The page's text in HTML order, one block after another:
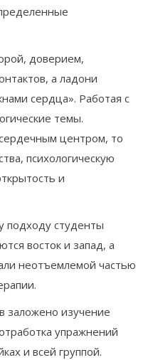
доверием,
а ладони
сердца». Работая с
темы.
центром, то
психологическую
и
подходу студенты
восток и запад, а
неотъемлемой частью
заложено изучение
упражнений
и всей группой.